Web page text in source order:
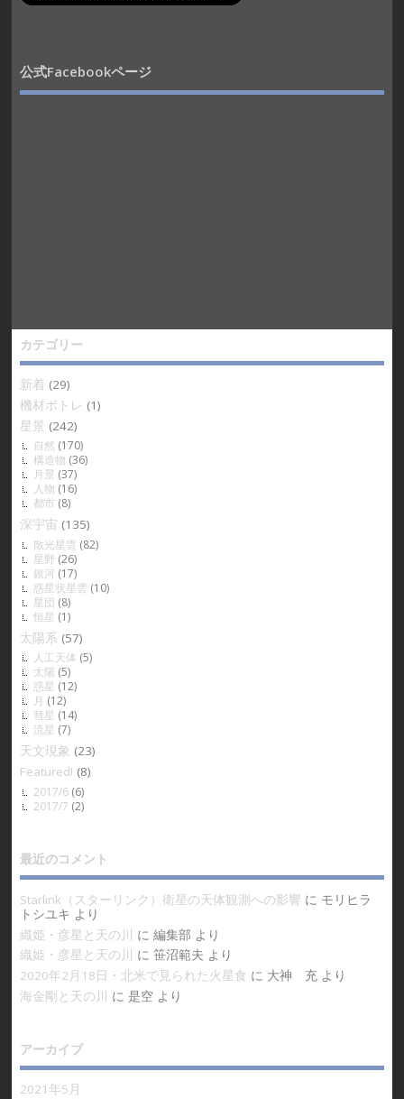
公式Facebookページ
カテゴリー
新着 (29)
機材ポトレ (1)
星景 (242)
自然 (170)
構造物 (36)
月景 (37)
人物 (16)
都市 (8)
深宇宙 (135)
散光星雲 (82)
星野 (26)
銀河 (17)
惑星状星雲 (10)
星団 (8)
恒星 (1)
太陽系 (57)
人工天体 (5)
太陽 (5)
惑星 (12)
月 (12)
彗星 (14)
流星 (7)
天文現象 (23)
Featured! (8)
2017/6(6)
2017/7 (2)
最近のコメント
Starlink（スターリンク）衛星の天体観測への影響 に モリヒラ
トシユキ より
織姫・彦星と天の川
に 編集部 より
織姫・彦星と天の川
に 笹沼範夫 より
2020年2月18日・北米で見られた火星食 に 大神 充より
海金剛と天の川
に 是空より
アーカイブ
2021年5月